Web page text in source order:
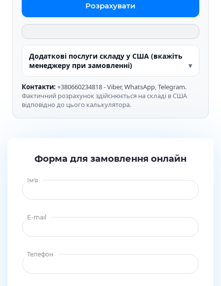
Розрахувати
Додаткові послуги складу у США (вкажіть
менеджеру при замовленні)
Контакти: +380660234818 - Viber, WhatsApp, Telegram.
Фактичний розрахунок здійснюється на складі в США
відповідно до цього калькулятора.
Форма для замовлення онлайн
Ім'я
E-mail
Телефон